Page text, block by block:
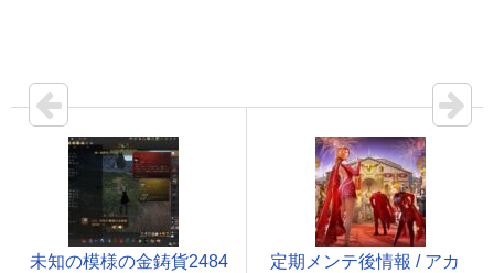
未知の模様の金鋳貨2484
定期メンテ後情報 / アカ